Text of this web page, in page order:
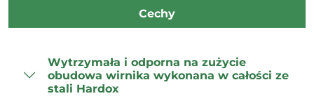
Cechy
Wytrzymała i odporna na zużycie
obudowa wirnika wykonana w całości ze
stali Hardox